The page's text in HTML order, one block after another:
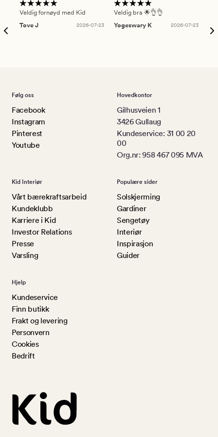
Veldig fornøyd med Kid
Tove J
2026-07-23
Veldig bra 🌟👌👌
Yogeswary K
2026-07-23
Følg oss
Facebook
Instagram
Pinterest
Youtube
Hovedkontor
Gilhusveien 1
3426 Gullaug
Kundeservice: 31 00 20
00
Org.nr: 958 467 095 MVA
Kid Interiør
Vårt bærekraftsarbeid
Kundeklubb
Karriere i Kid
Investor Relations
Presse
Varsling
Populære sider
Solskjerming
Gardiner
Sengetøy
Interiør
Inspirasjon
Guider
Hjelp
Kundeservice
Finn butikk
Frakt og levering
Personvern
Cookies
Bedrift